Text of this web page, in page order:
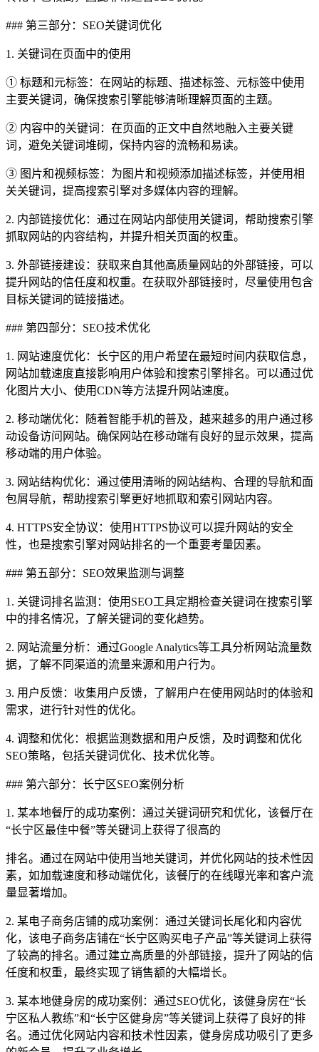
### 第三部分：SEO关键词优化
1. 关键词在页面中的使用
① 标题和元标签：在网站的标题、描述标签、元标签中使用
主要关键词，确保搜索引擎能够清晰理解页面的主题。
② 内容中的关键词：在页面的正文中自然地融入主要关键
词，避免关键词堆砌，保持内容的流畅和易读。
③ 图片和视频标签：为图片和视频添加描述标签，并使用相
关关键词，提高搜索引擎对多媒体内容的理解。
2. 内部链接优化：通过在网站内部使用关键词，帮助搜索引擎
抓取网站的内容结构，并提升相关页面的权重。
3. 外部链接建设：获取来自其他高质量网站的外部链接，可以
提升网站的信任度和权重。在获取外部链接时，尽量使用包含
目标关键词的链接描述。
### 第四部分：SEO技术优化
1. 网站速度优化：长宁区的用户希望在最短时间内获取信息，
网站加载速度直接影响用户体验和搜索引擎排名。可以通过优
化图片大小、使用CDN等方法提升网站速度。
2. 移动端优化：随着智能手机的普及，越来越多的用户通过移
动设备访问网站。确保网站在移动端有良好的显示效果，提高
移动端的用户体验。
3. 网站结构优化：通过使用清晰的网站结构、合理的导航和面
包屑导航，帮助搜索引擎更好地抓取和索引网站内容。
4. HTTPS安全协议：使用HTTPS协议可以提升网站的安全
性，也是搜索引擎对网站排名的一个重要考量因素。
### 第五部分：SEO效果监测与调整
1. 关键词排名监测：使用SEO工具定期检查关键词在搜索引擎
中的排名情况，了解关键词的变化趋势。
2. 网站流量分析：通过Google Analytics等工具分析网站流量数
据，了解不同渠道的流量来源和用户行为。
3. 用户反馈：收集用户反馈，了解用户在使用网站时的体验和
需求，进行针对性的优化。
4. 调整和优化：根据监测数据和用户反馈，及时调整和优化
SEO策略，包括关键词优化、技术优化等。
### 第六部分：长宁区SEO案例分析
1. 某本地餐厅的成功案例：通过关键词研究和优化，该餐厅在
“长宁区最佳中餐”等关键词上获得了很高的
排名。通过在网站中使用当地关键词，并优化网站的技术性因
素，如加载速度和移动端优化，该餐厅的在线曝光率和客户流
量显著增加。
2. 某电子商务店铺的成功案例：通过关键词长尾化和内容优
化，该电子商务店铺在“长宁区购买电子产品”等关键词上获得
了较高的排名。通过建立高质量的外部链接，提升了网站的信
任度和权重，最终实现了销售额的大幅增长。
3. 某本地健身房的成功案例：通过SEO优化，该健身房在“长
宁区私人教练”和“长宁区健身房”等关键词上获得了良好的排
名。通过优化网站内容和技术性因素，健身房成功吸引了更多